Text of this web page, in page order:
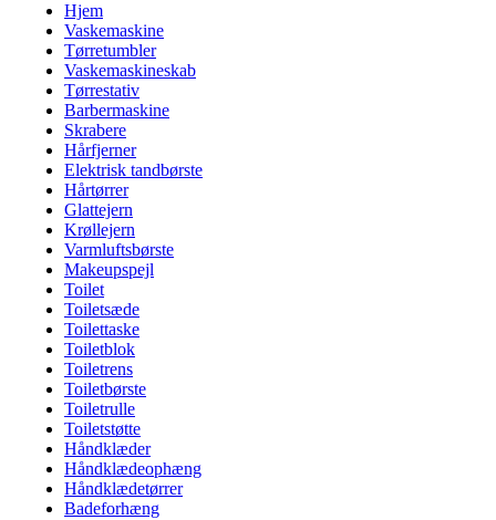
Hjem
Vaskemaskine
Tørretumbler
Vaskemaskineskab
Tørrestativ
Barbermaskine
Skrabere
Hårfjerner
Elektrisk tandbørste
Hårtørrer
Glattejern
Krøllejern
Varmluftsbørste
Makeupspejl
Toilet
Toiletsæde
Toilettaske
Toiletblok
Toiletrens
Toiletbørste
Toiletrulle
Toiletstøtte
Håndklæder
Håndklædeophæng
Håndklædetørrer
Badeforhæng